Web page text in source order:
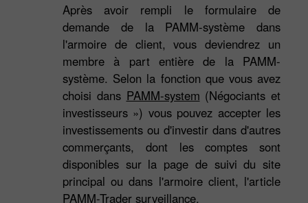
Après avoir rempli le formulaire de
demande de la PAMM-système dans
l'armoire de client, vous deviendrez un
membre à part entière de la PAMM-
système. Selon la fonction que vous avez
choisi dans PAMM-system (Négociants et
investisseurs ») vous pouvez accepter les
investissements ou d'investir dans d'autres
commerçants, dont les comptes sont
disponibles sur la page de suivi du site
principal ou dans l'armoire client, l'article
PAMM-Trader surveillance.